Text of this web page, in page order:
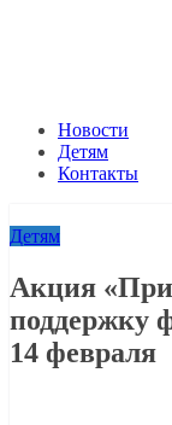
Новости
Детям
Контакты
Детям
Акция
поддержку
14 февраля